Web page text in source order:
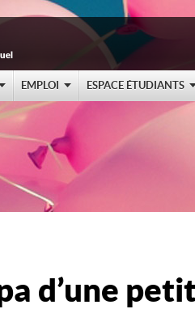
EMPLOI ESPACE ÉTUDIANTS
d’une